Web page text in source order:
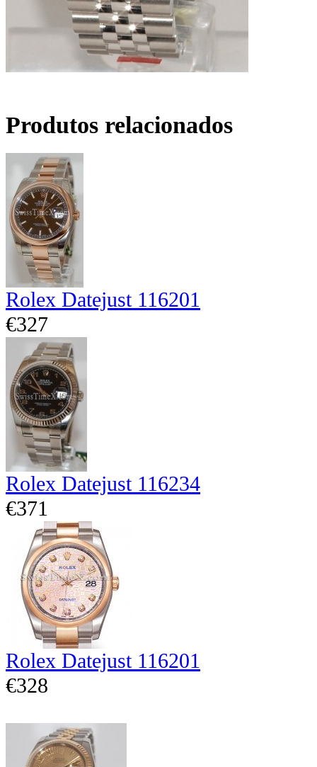
Produtos relacionados
Rolex Datejust 116201
€327
Rolex Datejust 116234
€371
Rolex Datejust 116201
€328